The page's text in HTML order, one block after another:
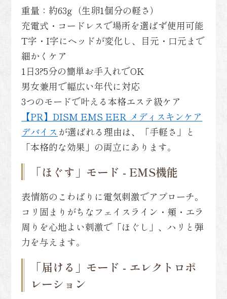
重量：約63g（生卵1個分の軽さ）
充電式・コードレスで場所を選ばず使用可能
T字・I字にヘッドが変化し、目元・口元まで
細かくケア
1日3?5分の簡単お手入れでOK
男女兼用で幅広い年代に対応
3つのモードで叶える本格エステ級ケア
【PR】DISM EMS EER メディスキンケア
デバイス が選ばれる理由は、「手軽さ」と
「本格的な効果」の両立にあります。
「ほぐす」モード - EMS機能
表情筋のこわばりに電気刺激でアプローチ。
コリ固まりがちなフェイスライン・頬・エラ
周りを心地よい刺激で「ほぐし」、ハリと弾
力を与えます。
「届ける」モード - エレクトロポ
レーション